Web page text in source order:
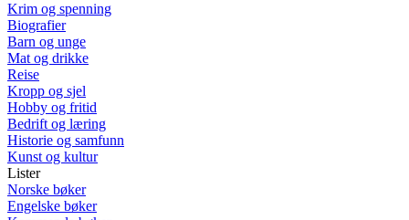
Krim og spenning
Biografier
Barn og unge
Mat og drikke
Reise
Kropp og sjel
Hobby og fritid
Bedrift og læring
Historie og samfunn
Kunst og kultur
Lister
Norske bøker
Engelske bøker